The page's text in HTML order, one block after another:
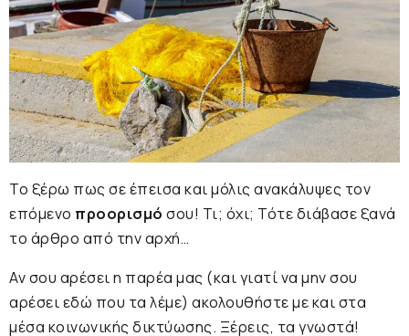
Το ξέρω πως σε έπεισα και μόλις ανακάλυψες τον
επόμενο προορισμό σου! Τι; όχι; Τότε διάβασε ξανά
το άρθρο από την αρχή…
Αν σου αρέσει η παρέα μας (και γιατί να μην σου
αρέσει εδώ που τα λέμε) ακολουθήστε με και στα
μέσα κοινωνικής δικτύωσης. Ξέρεις, τα γνωστά!